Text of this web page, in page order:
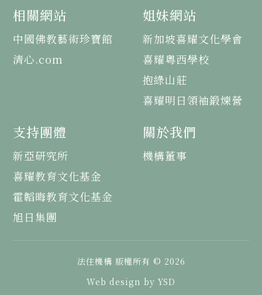
相關網站
中國佛教藝術珍寶館
清心.com
姐妹網站
新加坡喜耀文化學會
喜耀粵西學校
抱綠山莊
喜耀明日領袖鍛煉營
支持團體
新亞研究所
喜耀教育文化基金
霍韜晦教育文化基金
旭日集團
關於我們
機構董事
法住機構 版權所有 © 2026
Web design by YSD